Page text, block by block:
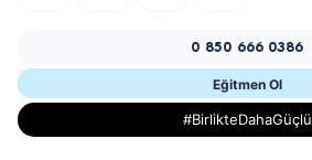
0 850 666 0386
Eğitmen Ol
#BirlikteDahaGüçlü